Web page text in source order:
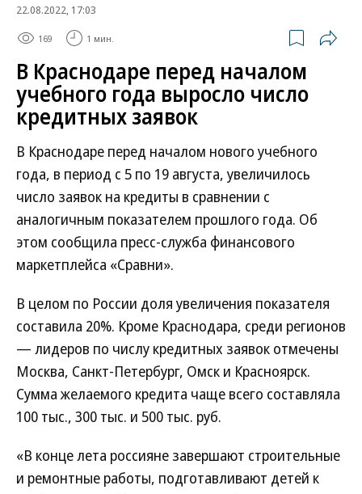
22.08.2022, 17:03
169 1 мин.
В Краснодаре перед началом
учебного года выросло число
кредитных заявок
В Краснодаре перед началом нового учебного
года, в период с 5 по 19 августа, увеличилось
число заявок на кредиты в сравнении с
аналогичным показателем прошлого года. Об
этом сообщила пресс-служба финансового
маркетплейса «Сравни».
В целом по России доля увеличения показателя
составила 20%. Кроме Краснодара, среди регионов
— лидеров по числу кредитных заявок отмечены
Москва, Санкт-Петербург, Омск и Красноярск.
Сумма желаемого кредита чаще всего составляла
100 тыс., 300 тыс. и 500 тыс. руб.
«В конце лета россияне завершают строительные
и ремонтные работы, подготавливают детей к